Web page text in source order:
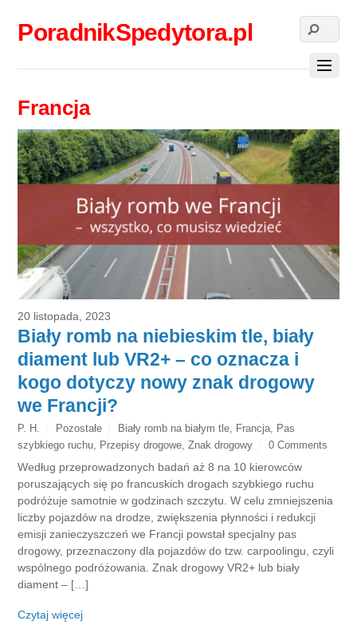
PoradnikSpedytora.pl
Francja
20 listopada, 2023
Biały romb na niebieskim tle, biały
diament lub VR2+ – co oznacza i
kogo dotyczy nowy znak drogowy
we Francji?
P. H. Pozostałe Biały romb na białym tle, Francja, Pas
szybkiego ruchu Przepisy drogowe ,Znak drogowy 0 Comments
Według przeprowadzonych badań aż 8 na 10 kierowców
poruszających się po francuskich drogach szybkiego ruchu
podróżuje samotnie w godzinach szczytu. W celu zmniejszenia
liczby pojazdów na drodze, zwiększenia płynności i redukcji
emisji zanieczyszczeń we Francji powstał specjalny pas
drogowy, przeznaczony dla pojazdów do tzw. carpoolingu, czyli
wspólnego podróżowania. Znak drogowy VR2+ lub biały
diament – […]
Czytaj więcej